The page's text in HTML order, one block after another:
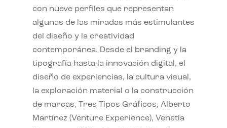
con nueve perfiles que representan
algunas de las miradas más estimulantes
del diseño y la creatividad
contemporánea. Desde el branding y la
tipografía hasta la innovación digital, el
diseño de experiencias, la cultura visual,
la exploración material o la construcción
de marcas, Tres Tipos Gráficos, Alberto
Martínez (Venture Experience), Venetia